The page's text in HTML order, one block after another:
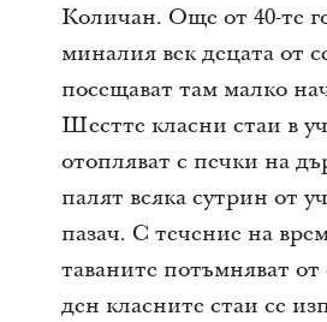
Количан. Още от 40-те
миналия век децата от
посещават там малко
Шестте класни стаи в
отопляват с печки на
палят всяка сутрин от
пазач. С течение на
таваните потъмняват
ден класните стаи се